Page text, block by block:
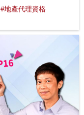
#地產代理資格